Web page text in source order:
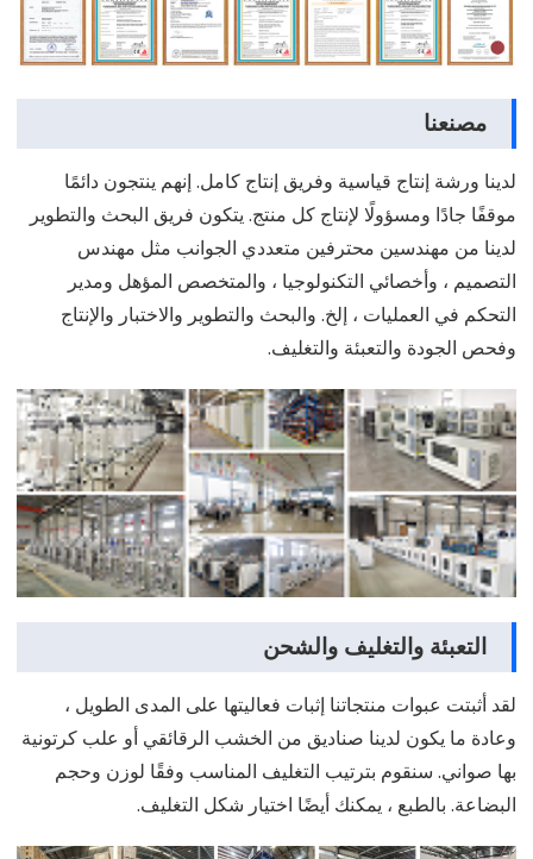
مصنعنا
لدينا ورشة إنتاج قياسية وفريق إنتاج كامل. إنهم ينتجون دائمًا
موقفًا جادًا ومسؤولًا لإنتاج كل منتج. يتكون فريق البحث والتطوير
لدينا من مهندسين محترفين متعددي الجوانب مثل مهندس
التصميم ، وأخصائي التكنولوجيا ، والمتخصص المؤهل ومدير
التحكم في العمليات ، إلخ. والبحث والتطوير والاختبار والإنتاج
وفحص الجودة والتعبئة والتغليف.
التعبئة والتغليف والشحن
لقد أثبتت عبوات منتجاتنا إثبات فعاليتها على المدى الطويل ،
وعادة ما يكون لدينا صناديق من الخشب الرقائقي أو علب كرتونية
بها صواني. سنقوم بترتيب التغليف المناسب وفقًا لوزن وحجم
البضاعة. بالطبع ، يمكنك أيضًا اختيار شكل التغليف.